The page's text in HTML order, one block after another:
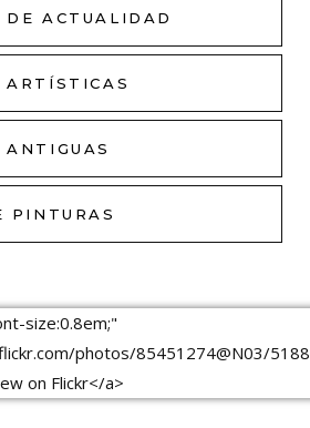
ACTUALIDAD
ARTÍSTICAS
PINTURAS